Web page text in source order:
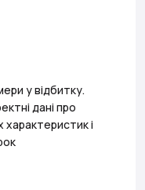
у відбитку.
дані про
і